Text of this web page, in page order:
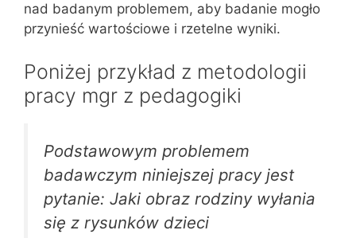
nad badanym problemem, aby badanie mogło
przynieść wartościowe i rzetelne wyniki.
Poniżej przykład z metodologii
pracy mgr z pedagogiki
Podstawowym problemem
badawczym niniejszej pracy jest
pytanie: Jaki obraz rodziny wyłania
się z rysunków dzieci